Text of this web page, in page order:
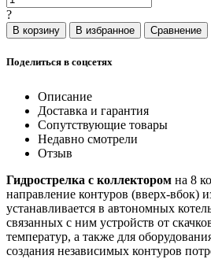
?
Поделиться в соцсетях
Описание
Доставка и гарантия
Сопутствующие товары
Недавно смотрели
Отзыв
Гидрострелка с коллектором на 8
направление контуров (вверх-вбок)
устанавливается в автономных
связанных с ним устройств от
температур, а также для
создания независимых контуров